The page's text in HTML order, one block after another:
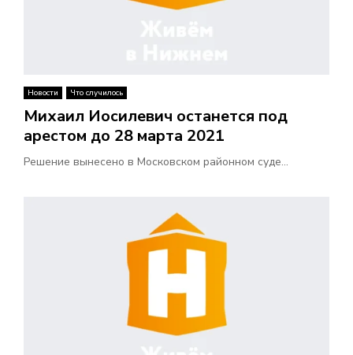
Новости Что случилось
Михаил Иосилевич останется под
арестом до 28 марта 2021
Решение вынесено в Московском районном суде...